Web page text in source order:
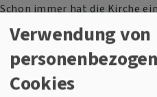
Schon immer hat die Kirche
und des Lebens zu feiern.
Passion und Ostern gestalten
Gottesdienste und Feste
Verwendung von
Cookies